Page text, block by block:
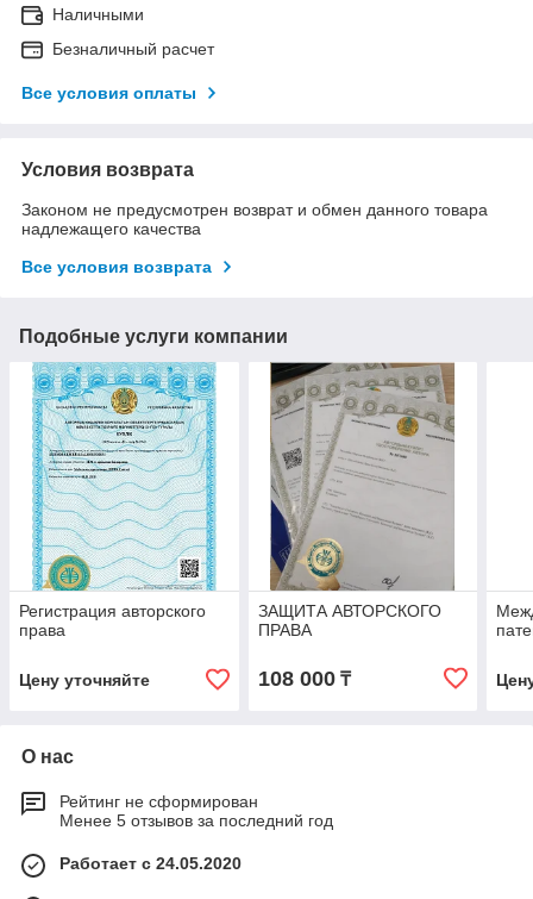
Наличными
Безналичный расчет
Все условия оплаты
Условия возврата
Законом не предусмотрен возврат и обмен данного товара
надлежащего качества
Все условия возврата
Подобные услуги компании
Регистрация авторского
права
Цену уточняйте
ЗАЩИТА АВТОРСКОГО
ПРАВА
108 000₸
О нас
Рейтинг не сформирован
Менее 5 отзывов за последний год
Работает с 24.05.2020